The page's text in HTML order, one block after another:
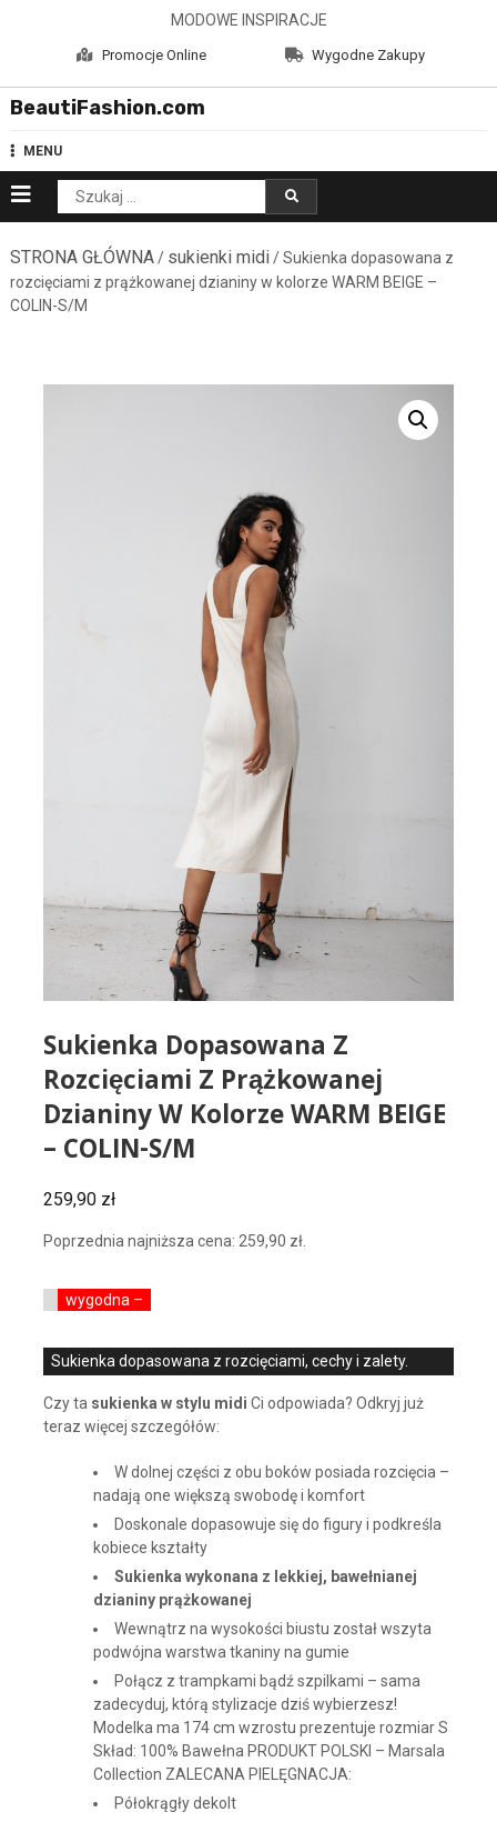
MODOWE INSPIRACJE
Promocje Online Wygodne Zakupy
BeautiFashion.com
MENU
Szukaj:
STRONA GŁÓWNA/ sukienki midi/ Sukienka dopasowana z
rozcięciami z prążkowanej dzianiny w kolorze WARM BEIGE –
COLIN-S/M
Sukienka Dopasowana Z
Rozcięciami Z Prążkowanej
Dzianiny W Kolorze WARM BEIGE
– COLIN-S/M
259,90 zł
Poprzednia najniższa cena: 259,90 zł.
wygodna –
Sukienka dopasowana z rozcięciami, cechy i zalety.
Czy ta sukienka w stylu midi Ci odpowiada? Odkryj już
teraz więcej szczegółów:
W dolnej części z obu boków posiada rozcięcia –
nadają one większą swobodę i komfort
Doskonale dopasowuje się do figury i podkreśla
kobiece kształty
Sukienka wykonana z lekkiej, bawełnianej
dzianiny prążkowanej
Wewnątrz na wysokości biustu został wszyta
podwójna warstwa tkaniny na gumie
Połącz z trampkami bądź szpilkami – sama
zadecyduj, którą stylizacje dziś wybierzesz!
Modelka ma 174 cm wzrostu prezentuje rozmiar S
Skład: 100% Bawełna PRODUKT POLSKI – Marsala
Collection ZALECANA PIELĘGNACJA:
Półokrągły dekolt